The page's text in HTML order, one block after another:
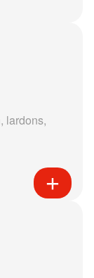
lardons,